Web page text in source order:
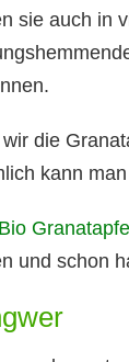
sie auch in
die
kann
Bio
und schon